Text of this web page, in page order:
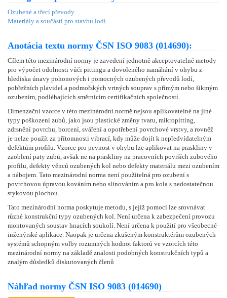
Ozubené a třecí převody
Materiály a součásti pro stavbu lodí
Anotácia textu normy ČSN ISO 9083 (014690):
Cílem této mezinárodní normy je zavedení jednotně akceptovatelné metody
pro výpočet odolnosti vůči pittingu a dovoleného namáhání v ohybu z
hlediska únavy pohonových i pomocných ozubených převodů lodí,
pobřežních plavidel a podmořských vrtných souprav s přímým nebo šikmým
ozubením, podléhajících směrnicím certifikačních společností.
Dimenzační vzorce v této mezinárodní normě nejsou aplikovatelné na jiné
typy poškození zubů, jako jsou plastické změny tvaru, mikropitting,
zdrsnění povrchu, borcení, sváření a opotřebení povrchové vrstvy, a rovněž
je nelze použít za přítomnosti vibrací, kdy může dojít k nepředvídatelným
defektům profilu. Vzorce pro pevnost v ohybu lze aplikovat na praskliny v
zaoblení paty zubů, avšak ne na praskliny na pracovních površích zubového
profilu, defekty věnců ozubených kol nebo defekty materiálu mezi ozubením
a nábojem. Tato mezinárodní norma není použitelná pro ozubení s
povrchovou úpravou kováním nebo slinováním a pro kola s nedostatečnou
stykovou plochou.
Tato mezinárodní norma poskytuje metodu, s jejíž pomocí lze srovnávat
různé konstrukční typy ozubených kol. Není určena k zabezpečení provozu
montovaných soustav hnacích soukolí. Není určena k použití pro všeobecné
inženýrské aplikace. Naopak je určena zkušeným konstruktérům ozubených
systémů schopným volby rozumných hodnot faktorů ve vzorcích této
mezinárodní normy na základě znalosti podobných konstrukčních typů a
znalým důsledků diskutovaných členů
Náhľad normy ČSN ISO 9083 (014690)